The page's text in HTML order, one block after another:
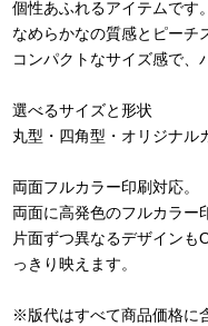
個性あふれるアイテムです。
なめらかなの質感とピーチ
コンパクトなサイズ感で、
選べるサイズと形状
丸型・四角型・オリジナル
両面フルカラー印刷対応。
両面に高発色のフルカラー
片面ずつ異なるデザインも
っきり映えます。
※版代はすべて商品価格に